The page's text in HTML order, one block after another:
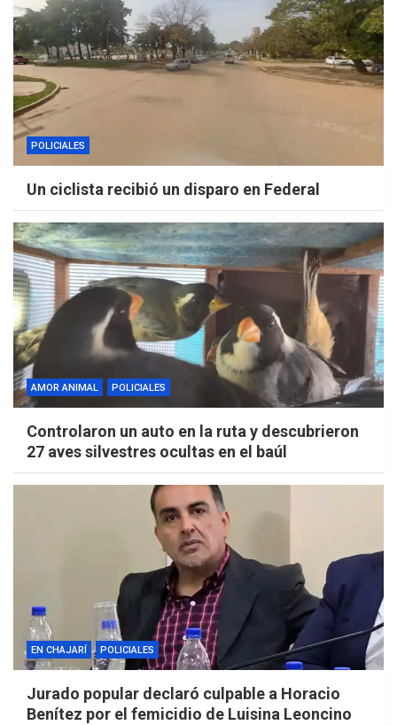
POLICIALES
Un ciclista recibió un disparo en Federal
AMOR ANIMAL POLICIALES
Controlaron un auto en la ruta y descubrieron
27 aves silvestres ocultas en el baúl
EN CHAJARÍ POLICIALES
Jurado popular declaró culpable a Horacio
Benítez por el femicidio de Luisina Leoncino